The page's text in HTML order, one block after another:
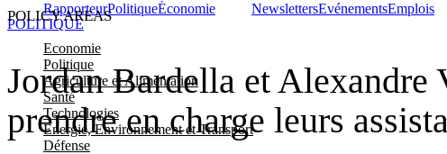
POLICY AREAS
Economie
Politique
Agriculture et Alimentation
Santé
Technologies
Energie, Environnement et Transport
Défense
RapporteurPolitiqueÉconomie NewslettersEvénementsEmplois
Jordan Bardella et Alexandre
prendre en charge leurs
POLITIQUE